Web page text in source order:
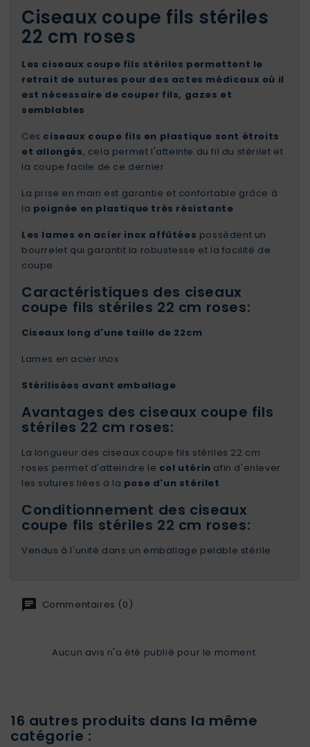
Ciseaux coupe fils stériles
22 cm roses
Les ciseaux coupe fils stériles permettent le
retrait de sutures pour des actes médicaux où il
est nécessaire de couper fils, gazes et
semblables
Ces ciseaux coupe fils en plastique sont étroits
et allongés, cela permet l'atteinte du fil du stérilet et
la coupe facile de ce dernier
La prise en main est garantie et confortable grâce à
la poignée en plastique très résistante
Les lames en acier inox affûtées possèdent un
bourrelet qui garantit la robustesse et la facilité de
coupe
Caractéristiques des ciseaux
coupe fils stériles 22 cm roses:
Ciseaux long d'une taille de 22cm
Lames en acier inox
Stérilisées avant emballage
Avantages des ciseaux coupe fils
stériles 22 cm roses:
La longueur des ciseaux coupe fils stériles 22 cm
roses permet d'atteindre le col utérin afin d'enlever
les sutures liées à la pose d'un stérilet
Conditionnement des ciseaux
coupe fils stériles 22 cm roses:
Vendus à l'unité dans un emballage pelable stérile
Commentaires (0)
Aucun avis n'a été publié pour le moment.
16 autres produits dans la même
catégorie :